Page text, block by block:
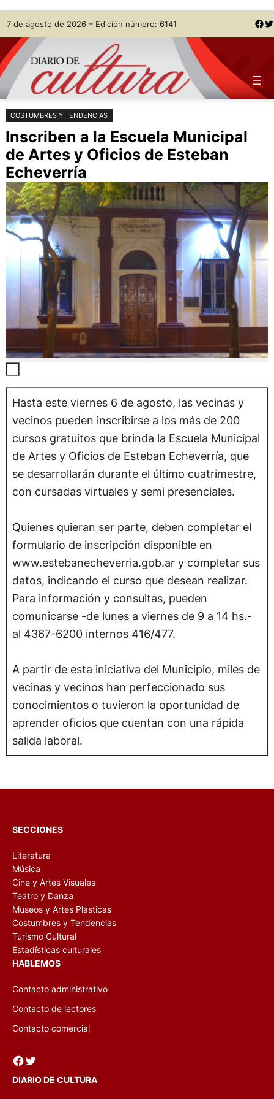
Saltar
al
contenido
Skip
to
content
7 de agosto de 2026 – Edición número: 6141 Facebook Twitter
COSTUMBRES Y TENDENCIAS
Inscriben a la Escuela Municipal
de Artes y Oficios de Esteban
Echeverría
Hasta este viernes 6 de agosto, las vecinas y
vecinos pueden inscribirse a los más de 200
cursos gratuitos que brinda la Escuela Municipal
de Artes y Oficios de Esteban Echeverría, que
se desarrollarán durante el último cuatrimestre,
con cursadas virtuales y semi presenciales.
Quienes quieran ser parte, deben completar el
formulario de inscripción disponible en
www.estebanecheverria.gob.ar y completar sus
datos, indicando el curso que desean realizar.
Para información y consultas, pueden
comunicarse -de lunes a viernes de 9 a 14 hs.-
al 4367-6200 internos 416/477.
A partir de esta iniciativa del Municipio, miles de
vecinas y vecinos han perfeccionado sus
conocimientos o tuvieron la oportunidad de
aprender oficios que cuentan con una rápida
salida laboral.
SECCIONES
Literatura
Música
Cine y Artes Visuales
Teatro y Danza
Museos y Artes Plásticas
Costumbres y Tendencias
Turismo Cultural
Estadísticas culturales
HABLEMOS
Contacto administrativo
Contacto de lectores
Contacto comercial
Facebook Twitter
DIARIO DE CULTURA